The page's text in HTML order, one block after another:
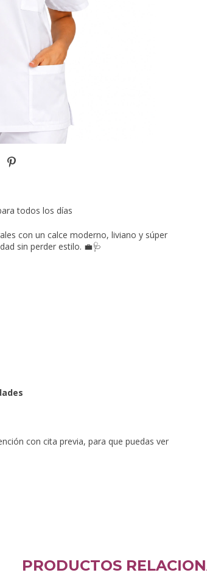
todos los días
con un calce moderno, liviano y súper
sin perder estilo. 💼🩺
con cita previa, para que puedas ver
PRODUCTOS